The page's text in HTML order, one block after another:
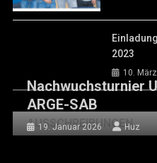
2023
10.
AUSSCHREIBUNGEN
Nachwuchsturnier
ARGE-SAB
19. Januar 2026 Huz